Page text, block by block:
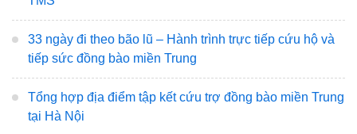
33 ngày đi theo bão lũ – Hành trình trực tiếp cứu hộ và
tiếp sức đồng bào miền Trung
Tổng hợp địa điểm tập kết cứu trợ đồng bào miền Trung
tại Hà Nội